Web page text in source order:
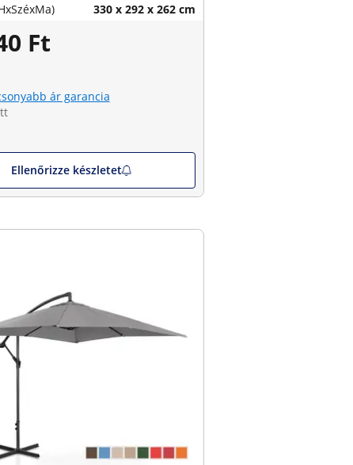
330 x 292 x 262 cm
Ft
ár garancia
Ellenőrizze készletet